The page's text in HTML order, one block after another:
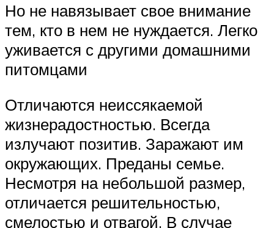
Но не навязывает свое внимание
тем, кто в нем не нуждается. Легко
уживается с другими домашними
питомцами
Отличаются неиссякаемой
жизнерадостностью. Всегда
излучают позитив. Заражают им
окружающих. Преданы семье.
Несмотря на небольшой размер,
отличается решительностью,
смелостью и отвагой. В случае